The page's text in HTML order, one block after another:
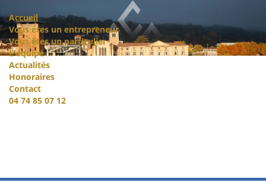
Accueil
Vous êtes un entrepreneur
Vous êtes un particulier
L'équipe
Actualités
Honoraires
Contact
04 74 85 07 12